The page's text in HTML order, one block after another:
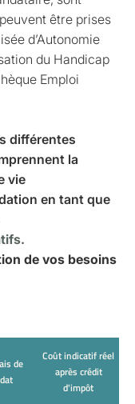
être prises
d’Autonomie
du Handicap
Emploi
différentes
la
vie
en tant que
de vos besoins
de
Coût indicatif réel
après crédit
d'impôt